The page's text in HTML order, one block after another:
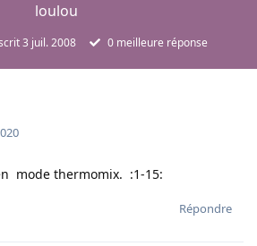
loulou
3 juil. 2008 0meilleure réponse
mode thermomix. :1-15:
Répondre